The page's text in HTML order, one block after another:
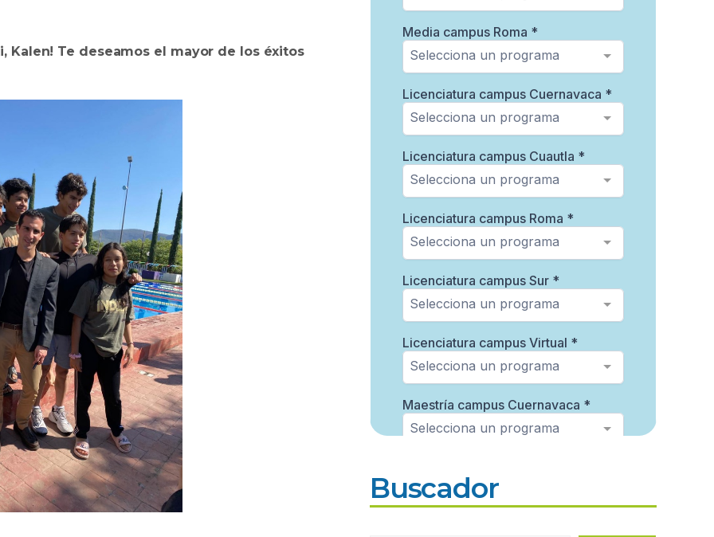
Kalen! Te deseamos el mayor de los éxitos
Buscador